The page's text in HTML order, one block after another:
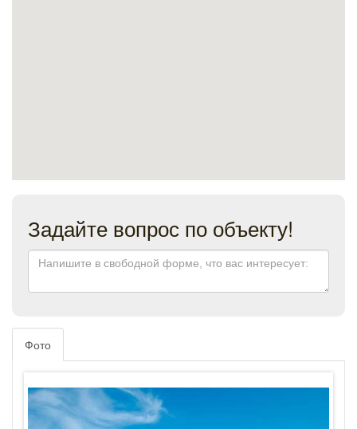
Задайте вопрос по объекту!
Фото